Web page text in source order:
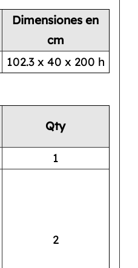
Dimensiones en
cm
102.3 x 40 x 200 h
Qty
1
2